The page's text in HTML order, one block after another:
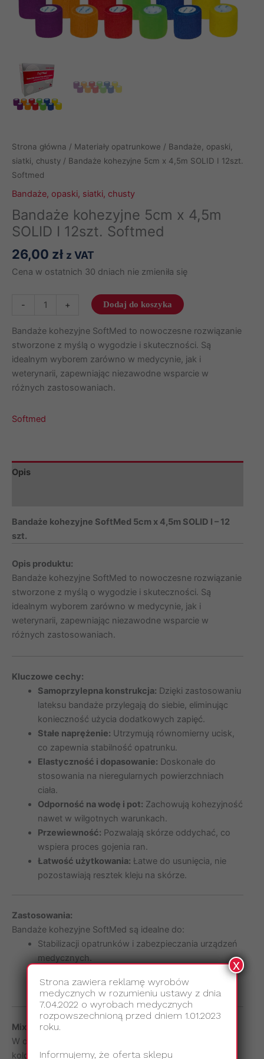
Strona główna / Materiały opatrunkowe / Bandaże, opaski,
siatki, chusty / Bandaże kohezyjne 5cm x 4,5m SOLID I 12szt.
Softmed
Bandaże, opaski, siatki, chusty
Bandaże kohezyjne 5cm x 4,5m
SOLID I 12szt. Softmed
26,00 zł z VAT
Cena w ostatnich 30 dniach nie zmieniła się
-
kohezyjne
5cm
x
4,5m
SOLID
12szt.
+ Dodaj do koszyka
Bandaże kohezyjne SoftMed to nowoczesne rozwiązanie
stworzone z myślą o wygodzie i skuteczności. Są
idealnym wyborem zarówno w medycynie, jak i
weterynarii, zapewniając niezawodne wsparcie w
różnych zastosowaniach.
Softmed
Opis
Bandaże kohezyjne SoftMed 5cm x 4,5m SOLID I – 12
szt.
Opis produktu:
Bandaże kohezyjne SoftMed to nowoczesne rozwiązanie
stworzone z myślą o wygodzie i skuteczności. Są
idealnym wyborem zarówno w medycynie, jak i
weterynarii, zapewniając niezawodne wsparcie w
różnych zastosowaniach.
Kluczowe cechy:
Samoprzylepna konstrukcja: Dzięki zastosowaniu
lateksu bandaże przylegają do siebie, eliminując
konieczność użycia dodatkowych zapięć.
Stałe naprężenie: Utrzymują równomierny ucisk,
co zapewnia stabilność opatrunku.
Elastyczność i dopasowanie: Doskonałe do
stosowania na nieregularnych powierzchniach
ciała.
Odporność na wodę i pot: Zachowują kohezyjność
nawet w wilgotnych warunkach.
Przewiewność: Pozwalają skórze oddychać, co
wspiera proces gojenia ran.
Łatwość użytkowania: Łatwe do usunięcia, nie
pozostawiają resztek kleju na skórze.
Zastosowania:
Bandaże kohezyjne SoftMed są idealne do:
Stabilizacji opatrunków i zabezpieczania urządzeń
medycznych.
Codziennej opieki weterynaryjnej.
Mix kolorów i wzorów:
W opakowaniu znajduje się 12 sztuk bandaży w różnych
kolorach i wzorach, co pozwala na dopasowanie ich do
Strona zawiera reklamę wyrobów
medycznych w rozumieniu ustawy z dnia
7.04.2022 o wyrobach medycznych
rozpowszechnioną przed dniem 1.01.2023
roku.
Informujemy, że oferta sklepu
x